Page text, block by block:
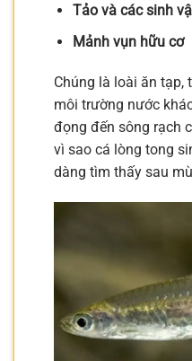
Tảo và các sinh
Mảnh vụn hữu cơ
Chúng là loài ăn tạp,
môi trường nước
đọng đến sông rạch
vì sao cá lòng tong
dàng tìm thấy sau